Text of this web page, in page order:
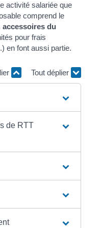
activité salariée que
comprend le
accessoires du
pour frais
en font aussi partie.
Tout déplier
de RTT